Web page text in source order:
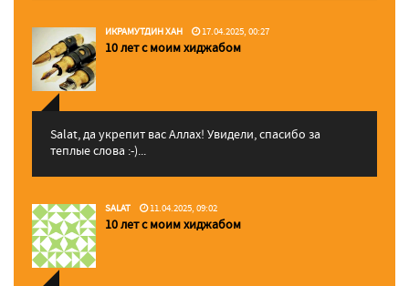
ИКРАМУТДИН ХАН 17.04.2025, 00:27
10 лет с моим хиджабом
Salat, да укрепит вас Аллаx! Увидели, спасибо за
теплые слова :-)...
SALAT 11.04.2025, 09:02
10 лет с моим хиджабом